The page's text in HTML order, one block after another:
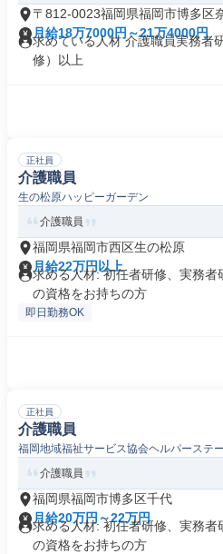
〒812-0023福岡県福岡市博多区
月給18万7000円～21万4000円
求めている人材 介護職員実務者
修）以上
正社員
介護職員
生の松原ハッピーガーデン
介護職員
福岡県福岡市西区生の松原
月給22万円以上
求める人材: 初任者研修、実務
の資格をお持ちの方
即日勤務OK
正社員
介護職員
福岡地域福祉サービス協会ヘルパーステ
介護職員
福岡県福岡市博多区千代
月給20万円～22万円
求める人材: 初任者研修、実務
の資格をお持ちの方